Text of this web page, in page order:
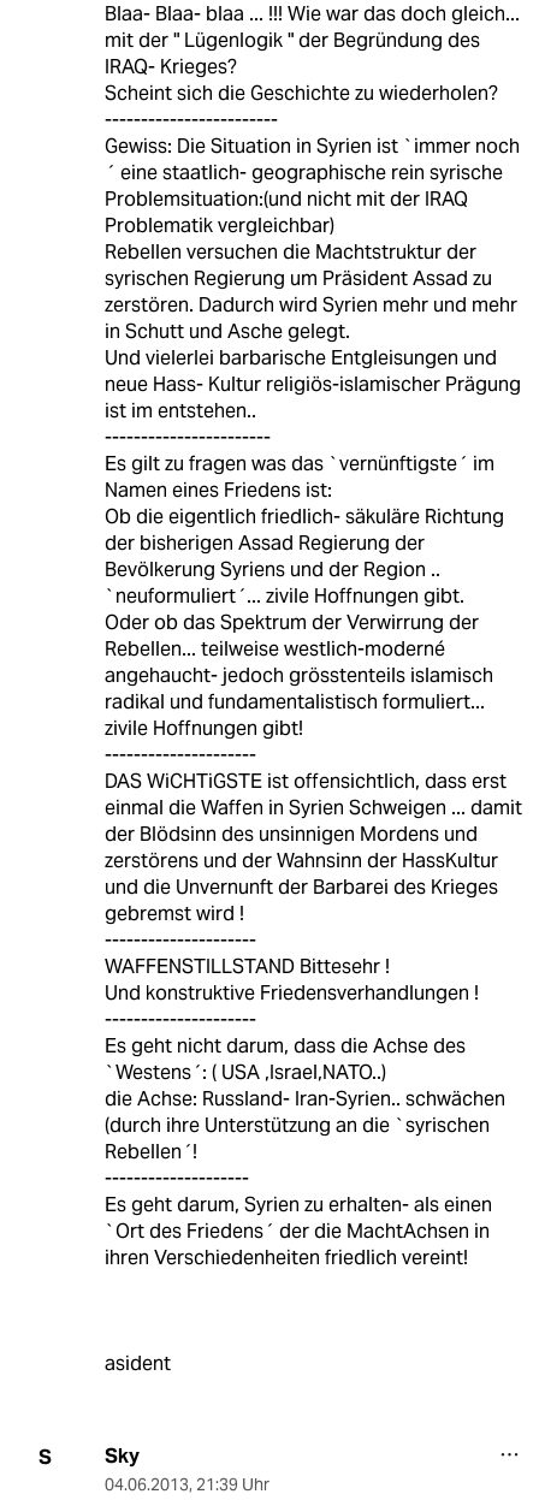
Blaa- Blaa- blaa ... !!! Wie war das doch gleich...
mit der " Lügenlogik " der Begründung des
IRAQ- Krieges?
Scheint sich die Geschichte zu wiederholen?
------------------------
Gewiss: Die Situation in Syrien ist `immer noch
´ eine staatlich- geographische rein syrische
Problemsituation:(und nicht mit der IRAQ
Problematik vergleichbar)
Rebellen versuchen die Machtstruktur der
syrischen Regierung um Präsident Assad zu
zerstören. Dadurch wird Syrien mehr und mehr
in Schutt und Asche gelegt.
Und vielerlei barbarische Entgleisungen und
neue Hass- Kultur religiös-islamischer Prägung
ist im entstehen..
-----------------------
Es gilt zu fragen was das `vernünftigste´ im
Namen eines Friedens ist:
Ob die eigentlich friedlich- säkuläre Richtung
der bisherigen Assad Regierung der
Bevölkerung Syriens und der Region ..
`neuformuliert´... zivile Hoffnungen gibt.
Oder ob das Spektrum der Verwirrung der
Rebellen... teilweise westlich-moderné
angehaucht- jedoch grösstenteils islamisch
radikal und fundamentalistisch formuliert...
zivile Hoffnungen gibt!
---------------------
DAS WiCHTiGSTE ist offensichtlich, dass erst
einmal die Waffen in Syrien Schweigen ... damit
der Blödsinn des unsinnigen Mordens und
zerstörens und der Wahnsinn der HassKultur
und die Unvernunft der Barbarei des Krieges
gebremst wird !
---------------------
WAFFENSTILLSTAND Bittesehr !
Und konstruktive Friedensverhandlungen !
---------------------
Es geht nicht darum, dass die Achse des
`Westens´: ( USA ,Israel,NATO..)
die Achse: Russland- Iran-Syrien.. schwächen
(durch ihre Unterstützung an die `syrischen
Rebellen´!
--------------------
Es geht darum, Syrien zu erhalten- als einen
`Ort des Friedens´ der die MachtAchsen in
ihren Verschiedenheiten friedlich vereint!
asident
S Sky
04.06.2013, 21:39 Uhr